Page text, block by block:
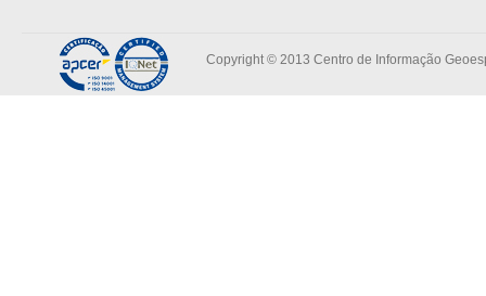
Copyright © 2013 Centro de Informação